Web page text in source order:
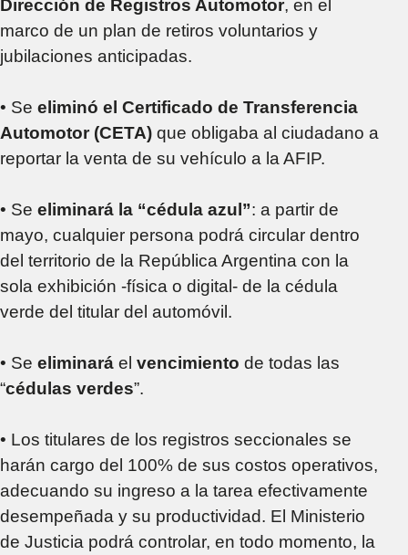
Dirección de Registros Automotor, en el
marco de un plan de retiros voluntarios y
jubilaciones anticipadas.
• Se eliminó el Certificado de Transferencia
Automotor (CETA) que obligaba al ciudadano a
reportar la venta de su vehículo a la AFIP.
• Se eliminará la “cédula azul”: a partir de
mayo, cualquier persona podrá circular dentro
del territorio de la República Argentina con la
sola exhibición -física o digital- de la cédula
verde del titular del automóvil.
• Se eliminará el vencimiento de todas las
“cédulas verdes”.
• Los titulares de los registros seccionales se
harán cargo del 100% de sus costos operativos,
adecuando su ingreso a la tarea efectivamente
desempeñada y su productividad. El Ministerio
de Justicia podrá controlar, en todo momento, la